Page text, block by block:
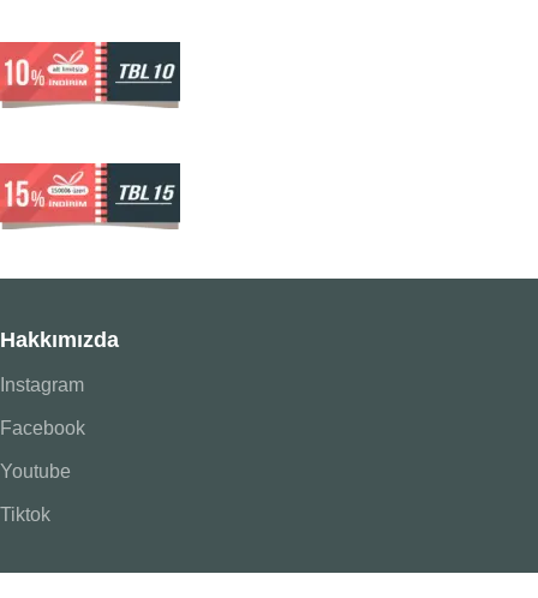
Hakkımızda
Instagram
Facebook
Youtube
Tiktok